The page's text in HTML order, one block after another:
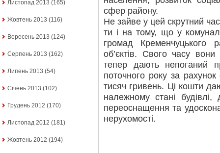
Листопад 2013 (165)
Жовтень 2013 (116)
Вересень 2013 (124)
Серпень 2013 (162)
Липень 2013 (54)
Січень 2013 (102)
Грудень 2012 (170)
Листопад 2012 (181)
Жовтень 2012 (194)
сфер району.
Не зайве у цей скрутний
ти і на тому, що у
громад Кременчуцького
об’єктів. Свого часу
тепер дають непоганий
поточного року за
тисяч гривень. Ці кошти
належному стані
переоснащення та
нерухомості.